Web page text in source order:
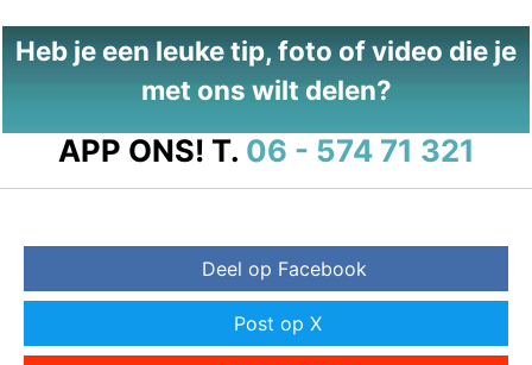
Heb je een leuke tip, foto of video die je
met ons wilt delen?
APP ONS! T. 06 - 574 71 321
Deel op Facebook
Post op X